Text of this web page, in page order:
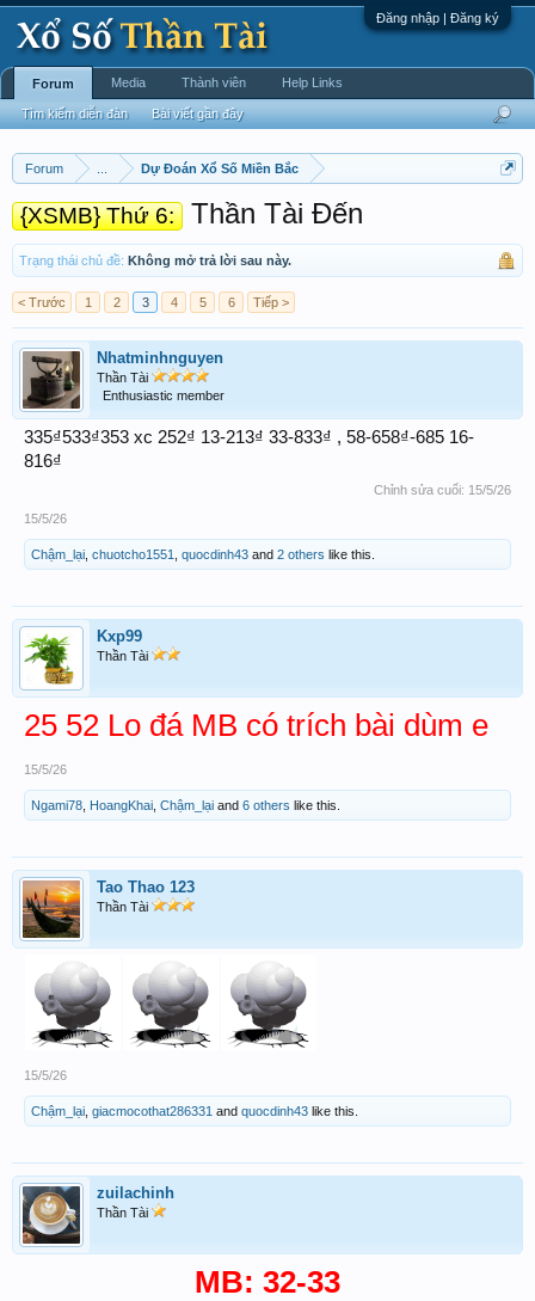
Đăng nhập | Đăng ký
Forum Dự Đoán Xổ Số Miền Bắc
{XSMB} Thứ 6: Thần Tài Đến
Trạng thái chủ đề: Không mở trả lời sau này.
< Trước 1 2 3 4 5 6 Tiếp >
Nhatminhnguyen
Thần Tài
Enthusiastic member
335₫533₫353 xc 252₫ 13-213₫ 33-833₫ , 58-658₫-685 16-
816₫
Chỉnh sửa cuối: 15/5/26
15/5/26
Chậm_lại chuotcho1551 quocdinh43 and 2 others like this.
Kxp99
Thần Tài
25 52 Lo đá MB có trích bài dùm e
15/5/26
Ngami78 HoangKhai Chậm_lại and 6 others like this.
Tao Thao 123
Thần Tài
15/5/26
Chậm_lại giacmocothat286331 and quocdinh43 like this.
zuilachinh
Thần Tài
MB: 32-33
Forum
Tìm kiếm diễn đàn Bài viết gần đây
Media Thành viên Help Links